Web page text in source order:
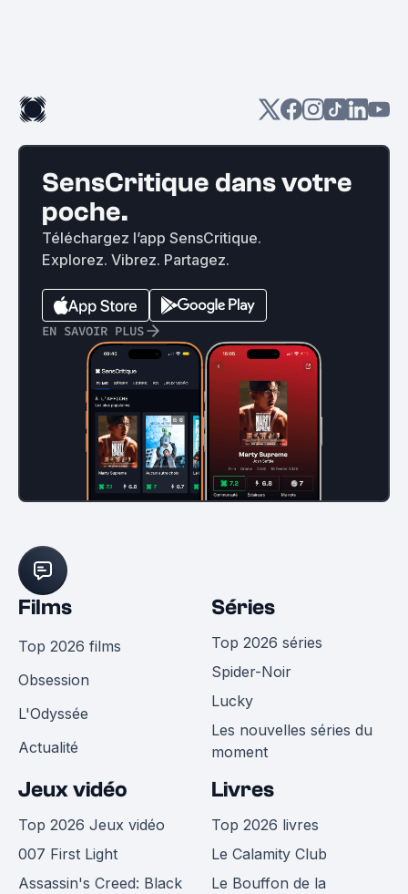
SensCritique dans votre
poche.
Téléchargez l’app SensCritique.
Explorez. Vibrez. Partagez.
EN SAVOIR PLUS
Films
Top 2026 films
Obsession
L'Odyssée
Actualité
Séries
Top 2026 séries
Spider-Noir
Lucky
Les nouvelles séries du
moment
Jeux vidéo
Top 2026 Jeux vidéo
007 First Light
Assassin's Creed: Black
Livres
Top 2026 livres
Le Calamity Club
Le Bouffon de la